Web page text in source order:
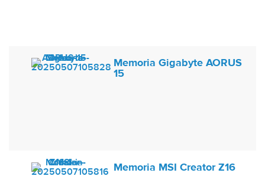
Memoria Gigabyte AORUS
15
Memoria MSI Creator Z16